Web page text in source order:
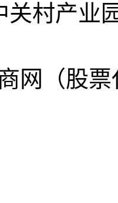
关村产业
网（股票